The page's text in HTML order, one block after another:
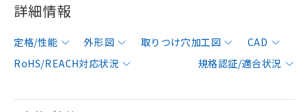
詳細情報
定格/性能 外形図 取りつけ穴加工図
CAD
RoHS/REACH対応状況
規格認証/適合状況